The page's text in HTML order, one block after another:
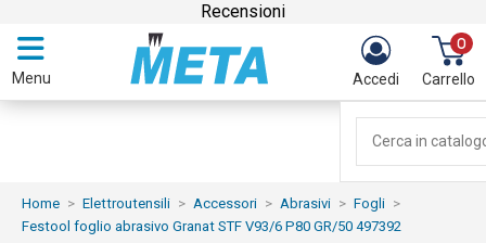
Recensioni
Menu Accedi
0
Carrello
Home Elettroutensili Accessori Abrasivi
Fogli
Festool foglio abrasivo Granat STF V93/6 P80 GR/50 497392